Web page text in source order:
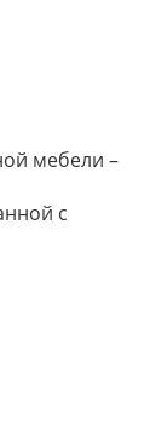
мебели –
с